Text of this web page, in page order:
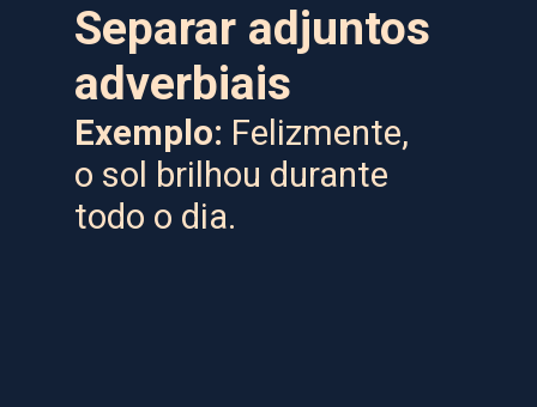
Separar adjuntos
adverbiais
Exemplo: Felizmente,
o sol brilhou durante
todo o dia.